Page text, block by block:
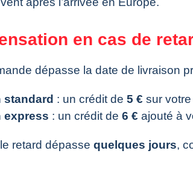
en cas de
dépasse la date de livraison
: un crédit de 5 € sur
express : un crédit de 6 € ajouté à
retard dépasse quelques jours,